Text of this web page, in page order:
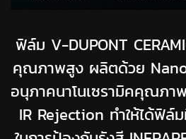
ฟิล์ม V-DUPONT
คุณภาพสูง ผลิตด้วย
อนุภาคนาโนเซรามิคคุณภา
IR Rejection ทำให้ได้ฟิล์